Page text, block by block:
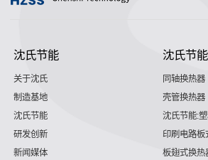
沈氏节能
关于沈氏
制造基地
沈氏节能
研发创新
新闻媒体
沈氏节能
同轴换热器
壳管换热器
沈氏节能:
印刷电路板
板翅式换热